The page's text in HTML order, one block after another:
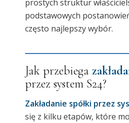
prostych struktur
podstawowych
często najlepszy wybór.
Jak przebiega
przez system S24?
Zakładanie spółki przez
się z kilku etapów, które